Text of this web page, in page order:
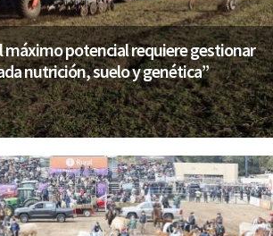
máximo potencial requiere gestionar
nutrición, suelo y genética”